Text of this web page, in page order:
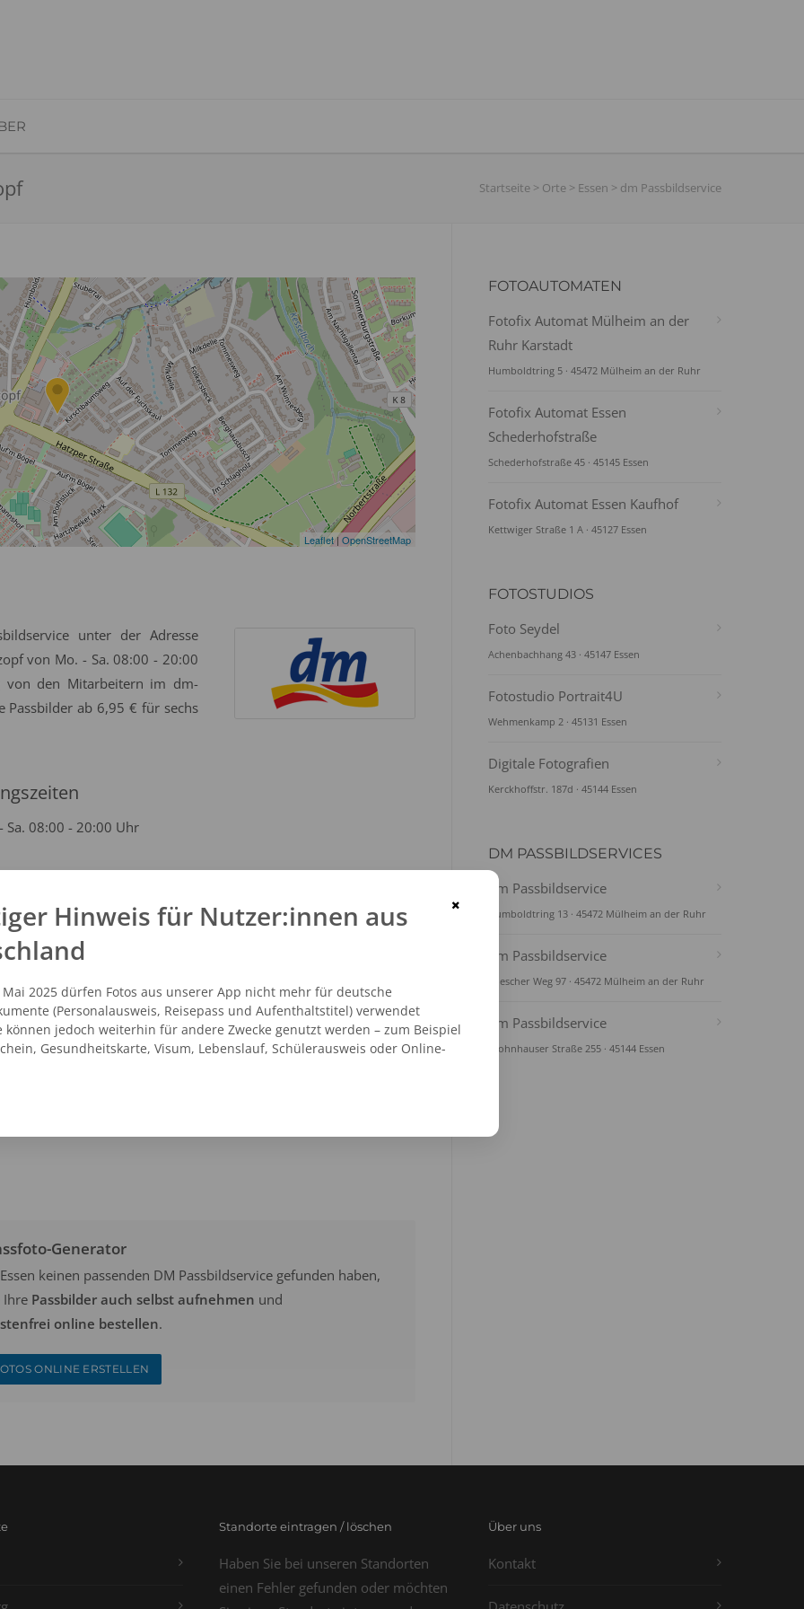
Startseite > Orte > Essen > dm Passbildservice
Leaflet| OpenStreetMap
unter der Adresse
von Mo. - Sa. 08:00 - 20:00
von den Mitarbeitern im dm-
ab 6,95 € für sechs
Sa. 08:00 - 20:00 Uhr
- 1054729
Generator
keinen passenden DM Passbildservice gefunden haben,
Ihre Passbilder auch selbst aufnehmen und
online bestellen.
ONLINE ERSTELLEN
FOTOAUTOMATEN
Fotofix Automat Mülheim an der
Ruhr Karstadt
Humboldtring 5 · 45472 Mülheim an der Ruhr
Fotofix Automat Essen
Schederhofstraße
Schederhofstraße 45 · 45145 Essen
Fotofix Automat Essen Kaufhof
Kettwiger Straße 1 A · 45127 Essen
FOTOSTUDIOS
Foto Seydel
Achenbachhang 43 · 45147 Essen
Fotostudio Portrait4U
Wehmenkamp 2 · 45131 Essen
Digitale Fotografien
Kerckhoffstr. 187d · 45144 Essen
DM PASSBILDSERVICES
dm Passbildservice
Humboldtring 13 · 45472 Mülheim an der Ruhr
dm Passbildservice
Wiescher Weg 97 · 45472 Mülheim an der Ruhr
dm Passbildservice
Frohnhauser Straße 255 · 45144 Essen
Standorte eintragen / löschen
Haben Sie bei unseren Standorten
einen Fehler gefunden oder möchten
Über uns
Kontakt
×
Hinweis für Nutzer:innen aus
Mai 2025 dürfen Fotos aus unserer App nicht mehr für deutsche
(Personalausweis, Reisepass und Aufenthaltstitel) verwendet
können jedoch weiterhin für andere Zwecke genutzt werden – zum Beispiel
Gesundheitskarte, Visum, Lebenslauf, Schülerausweis oder Online-